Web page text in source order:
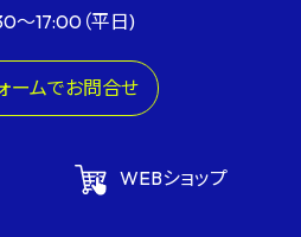
〜17:00（平日)
ームでお問合せ
WEBショップ